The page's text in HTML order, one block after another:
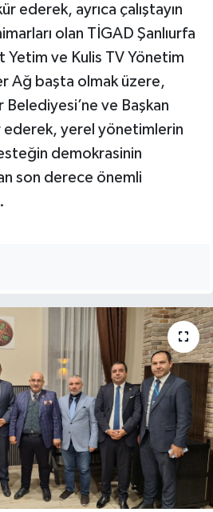
ederek, ayrıca çalıştayın
olan TİGAD Şanlıurfa
Yetim ve Kulis TV Yönetim
Ağ başta olmak üzere,
Belediyesi’ne ve Başkan
ederek, yerel yönetimlerin
demokrasinin
son derece önemli